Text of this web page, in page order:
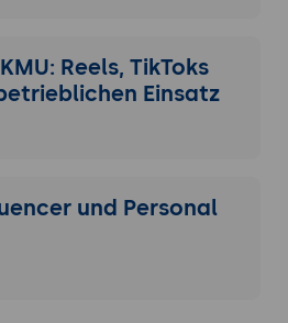
Reels, TikToks
Einsatz
und Personal